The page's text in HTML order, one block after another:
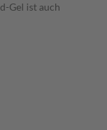
Gel ist auch